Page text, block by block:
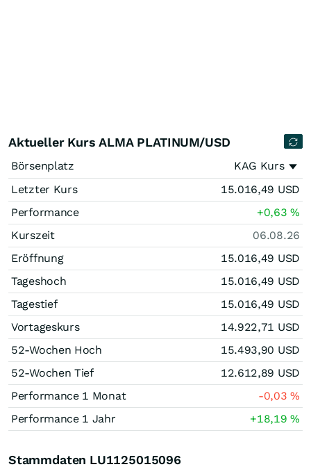
Aktueller Kurs ALMA PLATINUM/USD
Börsenplatz
KAG Kurs
Letzter Kurs
15.016,49 USD
Performance
+0,63%
Kurszeit
06.08.26
Eröffnung
15.016,49 USD
Tageshoch
15.016,49 USD
Tagestief
15.016,49 USD
Vortageskurs
14.922,71 USD
52-Wochen Hoch
15.493,90 USD
52-Wochen Tief
12.612,89 USD
Performance 1 Monat
-0,03%
Performance 1 Jahr
+18,19%
Stammdaten LU1125015096